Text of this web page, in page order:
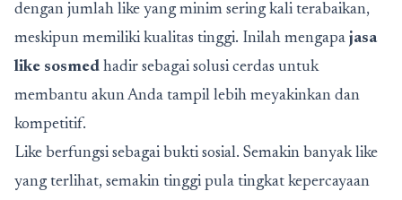
dengan jumlah like yang minim sering kali terabaikan,
meskipun memiliki kualitas tinggi. Inilah mengapa jasa
like sosmed hadir sebagai solusi cerdas untuk
membantu akun Anda tampil lebih meyakinkan dan
kompetitif.
Like berfungsi sebagai bukti sosial. Semakin banyak like
yang terlihat, semakin tinggi pula tingkat kepercayaan